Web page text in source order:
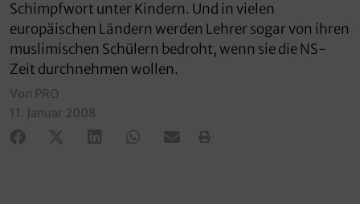
Schimpfwort unter Kindern. Und in vielen
europäischen Ländern werden Lehrer sogar von ihren
muslimischen Schülern bedroht, wenn sie die NS-
Zeit durchnehmen wollen.
Von PRO
11. Januar 2008